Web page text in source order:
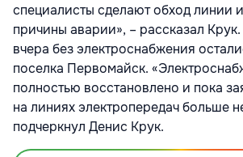
специалисты сделают обход линии
причины аварии», – рассказал
вчера без электроснабжения
поселка Первомайск.
полностью восстановлено и пока
на линиях электропередач больше
подчеркнул Денис Крук.